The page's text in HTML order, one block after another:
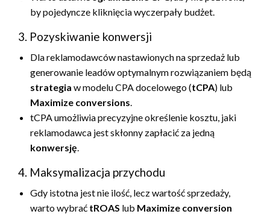
by pojedyncze kliknięcia wyczerpały budżet.
3. Pozyskiwanie konwersji
Dla reklamodawców nastawionych na sprzedaż lub
generowanie leadów optymalnym rozwiązaniem będą
strategia w modelu CPA docelowego (tCPA) lub
Maximize conversions.
tCPA umożliwia precyzyjne określenie kosztu, jaki
reklamodawca jest skłonny zapłacić za jedną
konwersję.
4. Maksymalizacja przychodu
Gdy istotna jest nie ilość, lecz wartość sprzedaży,
warto wybrać tROAS lub Maximize conversion